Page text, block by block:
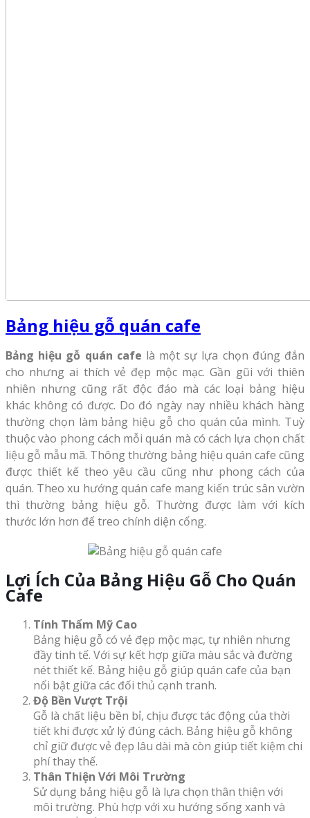
Bảng hiệu gỗ quán cafe
Bảng hiệu gỗ quán cafe là một sự lựa chọn đúng đắn
cho nhưng ai thích vẻ đẹp mộc mạc. Gần gũi với thiên
nhiên nhưng cũng rất độc đáo mà các loại bảng hiệu
khác không có được. Do đó ngày nay nhiều khách hàng
thường chọn làm bảng hiệu gỗ cho quán của mình. Tuỳ
thuộc vào phong cách mỗi quán mà có cách lựa chọn chất
liệu gỗ mẫu mã. Thông thường bảng hiệu quán cafe cũng
được thiết kế theo yêu cầu cũng như phong cách của
quán. Theo xu hướng quán cafe mang kiến trúc sân vườn
thì thường bảng hiệu gỗ. Thường được làm với kích
thước lớn hơn để treo chính diện cổng.
Lợi Ích Của Bảng Hiệu Gỗ Cho Quán
Cafe
Tính Thẩm Mỹ Cao
Bảng hiệu gỗ có vẻ đẹp mộc mạc, tự nhiên nhưng
đầy tinh tế. Với sự kết hợp giữa màu sắc và đường
nét thiết kế. Bảng hiệu gỗ giúp quán cafe của bạn
nổi bật giữa các đối thủ cạnh tranh.
Độ Bền Vượt Trội
Gỗ là chất liệu bền bỉ, chịu được tác động của thời
tiết khi được xử lý đúng cách. Bảng hiệu gỗ không
chỉ giữ được vẻ đẹp lâu dài mà còn giúp tiết kiệm chi
phí thay thế.
Thân Thiện Với Môi Trường
Sử dụng bảng hiệu gỗ là lựa chọn thân thiện với
môi trường. Phù hợp với xu hướng sống xanh và